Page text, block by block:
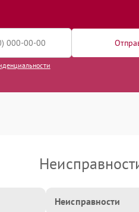
Неисправности